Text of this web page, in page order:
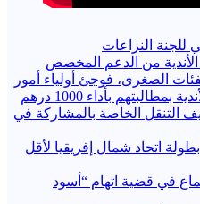
للجنة النزاعات
من الدعم المخصص
الصغرى، فوجئ أولياء أمور
لاعبي فئة الكادي في أحد الأندية بمطالبتهم بأداء 1000 درهم
التنقل الخاصة بالمشاركة في
اتحاد شمال إفريقيا لأقل
في قضية اتهام “أسود